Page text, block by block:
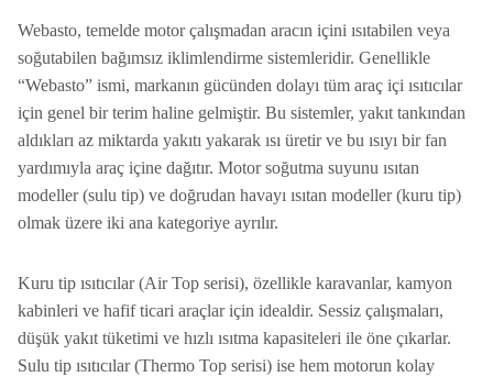
Webasto, temelde motor çalışmadan aracın içini ısıtabilen veya
soğutabilen bağımsız iklimlendirme sistemleridir. Genellikle
“Webasto” ismi, markanın gücünden dolayı tüm araç içi ısıtıcılar
için genel bir terim haline gelmiştir. Bu sistemler, yakıt tankından
aldıkları az miktarda yakıtı yakarak ısı üretir ve bu ısıyı bir fan
yardımıyla araç içine dağıtır. Motor soğutma suyunu ısıtan
modeller (sulu tip) ve doğrudan havayı ısıtan modeller (kuru tip)
olmak üzere iki ana kategoriye ayrılır.
Kuru tip ısıtıcılar (Air Top serisi), özellikle karavanlar, kamyon
kabinleri ve hafif ticari araçlar için idealdir. Sessiz çalışmaları,
düşük yakıt tüketimi ve hızlı ısıtma kapasiteleri ile öne çıkarlar.
Sulu tip ısıtıcılar (Thermo Top serisi) ise hem motorun kolay